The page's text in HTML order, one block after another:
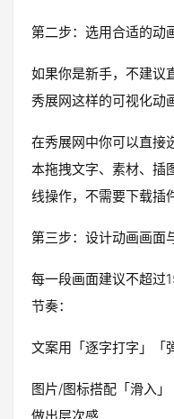
第二步：选用合适的动
如果你是新手，不建议
秀展网这样的可视化动
在秀展网中你可以直接
本拖拽文字、素材、插
线操作，不需要下载插
第三步：设计动画画面
每一段画面建议不超过
节奏：
文案用「逐字打字」「
图片/图标搭配「滑入」